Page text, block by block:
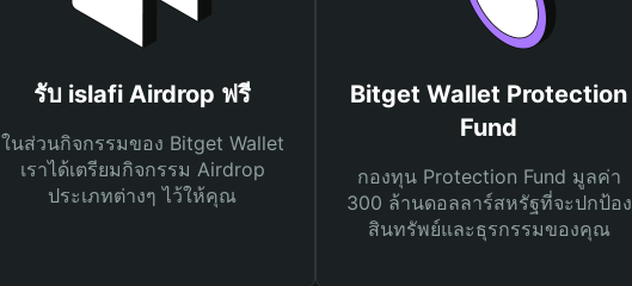
รับ islafi Airdrop ฟรี
ในส่วนกิจกรรมของ Bitget Wallet
เราได้เตรียมกิจกรรม Airdrop
ประเภทต่างๆ ไว้ให้คุณ
Bitget Wallet Protection
Fund
กองทุน Protection Fund มูลค่า
300 ล้านดอลลาร์สหรัฐที่จะปกป้อง
สินทรัพย์และธุรกรรมของคุณ